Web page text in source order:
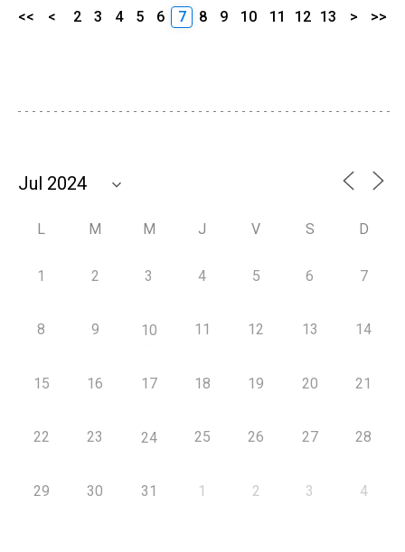
<< < 2 3 4 5 6 7 8 9 10 11 12 13 > >>
L M M J V S D
1 2 3 4 5 6 7
8 9 10 11 12 13 14
15 16 17 18 19 20 21
22 23 24 25 26 27 28
29 30 31 1 2 3 4